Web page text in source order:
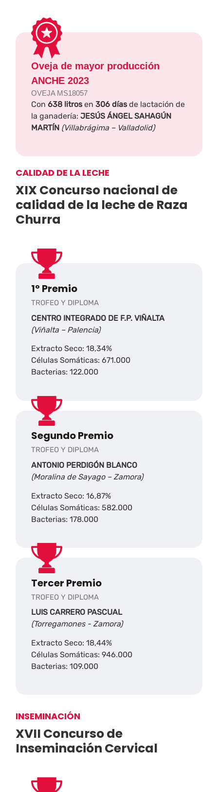
Oveja de mayor producción
ANCHE 2023
OVEJA MS18057
Con 638 litros en 306 días de lactación de
la ganadería: JESÚS ÁNGEL SAHAGÚN
MARTÍN (Villabrágima – Valladolid)
CALIDAD DE LA LECHE
XIX Concurso nacional de
calidad de la leche de Raza
Churra
1º Premio
TROFEO Y DIPLOMA
CENTRO INTEGRADO DE F.P. VIÑALTA
(Viñalta – Palencia)
Extracto Seco: 18,34%
Células Somáticas: 671.000
Bacterias: 122.000
Segundo Premio
TROFEO Y DIPLOMA
ANTONIO PERDIGÓN BLANCO
(Moralina de Sayago – Zamora)
Extracto Seco: 16,87%
Células Somáticas: 582.000
Bacterias: 178.000
Tercer Premio
TROFEO Y DIPLOMA
LUIS CARRERO PASCUAL
(Torregamones - Zamora)
Extracto Seco: 18,44%
Células Somáticas: 946.000
Bacterias: 109.000
INSEMINACIÓN
XVII Concurso de
Inseminación Cervical